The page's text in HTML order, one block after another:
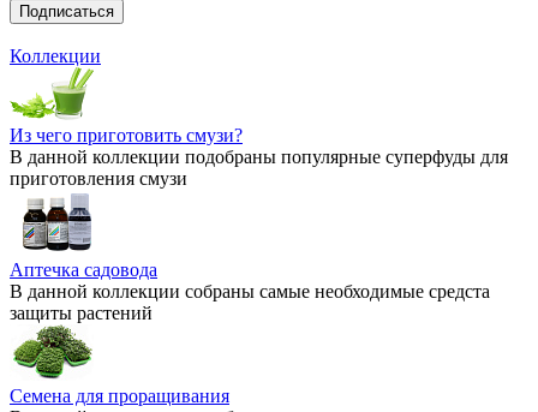
Коллекции
Из чего приготовить смузи?
В данной коллекции подобраны популярные суперфуды для
приготовления смузи
Аптечка садовода
В данной коллекции собраны самые необходимые средста
защиты растений
Семена для проращивания